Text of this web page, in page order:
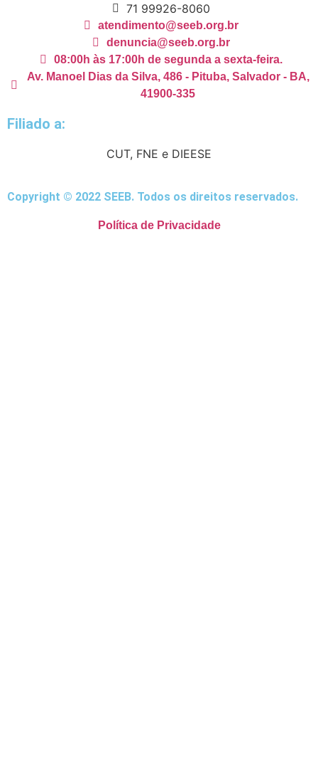
71 99926-8060
atendimento@seeb.org.br
denuncia@seeb.org.br
08:00h às 17:00h de segunda a sexta-feira.
Av. Manoel Dias da Silva, 486 - Pituba, Salvador - BA,
41900-335
Filiado a:
CUT, FNE e DIEESE
Copyright © 2022 SEEB. Todos os direitos reservados.
Política de Privacidade